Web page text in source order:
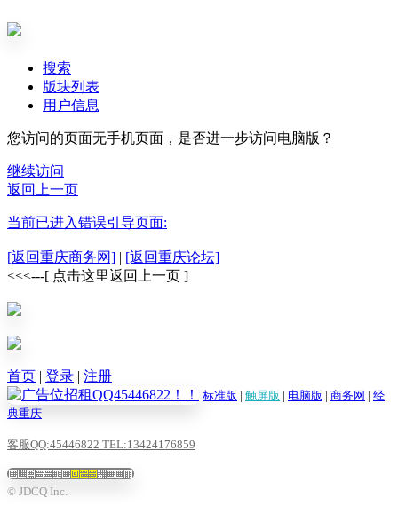
搜索
版块列表
用户信息
您访问的页面无手机页面，是否进一步访问电脑版？
继续访问
返回上一页
当前已进入错误引导页面:
[返回重庆商务网] | [返回重庆论坛]
<<<---[ 点击这里返回上一页 ]
首页 | 登录 | 注册
标准版 | 触屏版 | 电脑版 | 商务网 | 经
典重庆
客服QQ:45446822 TEL:13424176859
© JDCQ Inc.